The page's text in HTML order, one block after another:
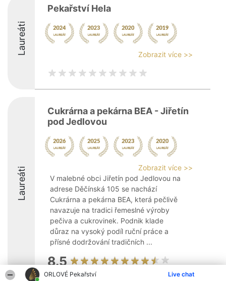
ORLOVÉ Pekařství Live chat
Laureáti
Pekařství Hela
Zobrazit více >>
Laureáti
Cukrárna a pekárna BEA - Jiřetín
pod Jedlovou
Zobrazit více >>
V malebné obci Jiřetín pod Jedlovou na
adrese Děčínská 105 se nachází
Cukrárna a pekárna BEA, která pečlivě
navazuje na tradici řemeslné výroby
pečiva a cukrovinek. Podnik klade
důraz na vysoký podíl ruční práce a
přísné dodržování tradičních ...
8.5